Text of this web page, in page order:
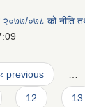
०७८ को नीति
‹ previous …
12 13